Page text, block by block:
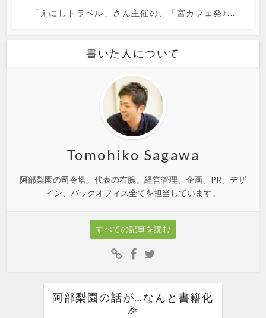
「えにしトラベル」さん主催の、「宮カフェ発♪...
書いた人について
Tomohiko Sagawa
阿部梨園の司令塔。代表の右腕。経営管理、企画、PR、デザ
イン、バックオフィス全てを担当しています。
すべての記事を読む
阿部梨園の話が…なんと書籍化
🎉